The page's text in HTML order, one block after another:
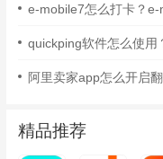
e-mobile7怎么打卡？
quickping软件怎么使用
精品推荐